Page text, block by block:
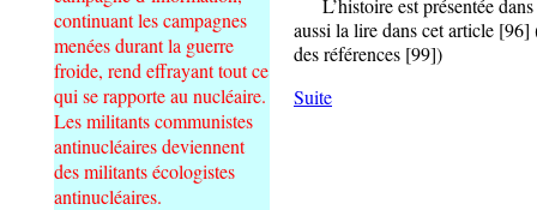
continuant les campagnes
menées durant la guerre
froide, rend effrayant tout ce
qui se rapporte au nucléaire.
Les militants communistes
antinucléaires deviennent
des militants écologistes
antinucléaires.
L’histoire est présentée
aussi la lire dans cet article
des références [99])
Suite